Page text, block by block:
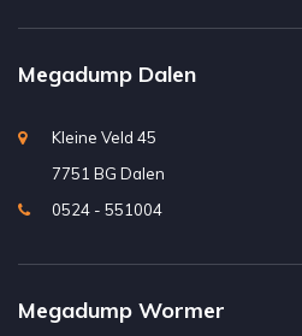
Megadump Dalen
Kleine Veld 45
7751 BG Dalen
0524 - 551004
Megadump Wormer